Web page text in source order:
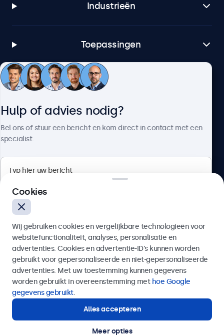
Industrieën
Toepassingen
Klantenservice
4.8/5 door 5000+ bedrijven
Nederlands
Hulp of advies nodig?
Bel ons of stuur een bericht en kom direct in contact met een
specialist.
Verzenden
Of bel ons op
Hulp of advies nodig?
Direct contact met een specialist.
Cookies
Wij gebruiken cookies en vergelijkbare technologieën voor
websitefunctionaliteit, analyses, personalisatie en
advertenties. Cookies en advertentie-ID’s kunnen worden
gebruikt voor gepersonaliseerde en niet-gepersonaliseerde
advertenties. Met uw toestemming kunnen gegevens
worden gebruikt in overeenstemming met hoe Google
gegevens gebruikt.
Alles accepteren
Meer opties